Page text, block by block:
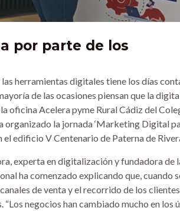
por parte de los
herramientas digitales tiene los días
de las ocasiones piensan que la
oficina Acelera pyme Rural Cádiz del
la jornada ‘Marketing Digital
el edificio V Centenario de Paterna de
experta en digitalización y fundadora de
ha comenzado explicando que, cuando
de venta y el recorrido de los
“Los negocios han cambiado mucho en los